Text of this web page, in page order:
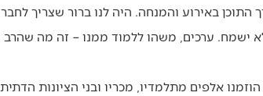
הערב, עורך התוכן באירוע והמנחה. היה לנו ברור שצריך לחבר
לא ישמח. ערכים, משהו ללמוד ממנו – זה מה שהרב
של הרב דרוקמן אליו הוזמנו אלפים מתלמדיו, מכריו ובני הציונות הדתית